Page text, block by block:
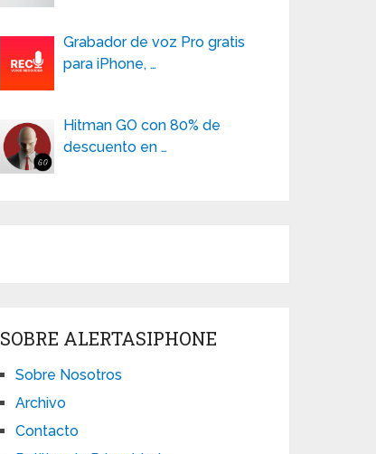
Grabador de voz Pro gratis
para iPhone, …
Hitman GO con 80% de
descuento en …
SOBRE ALERTASIPHONE
Sobre Nosotros
Archivo
Contacto